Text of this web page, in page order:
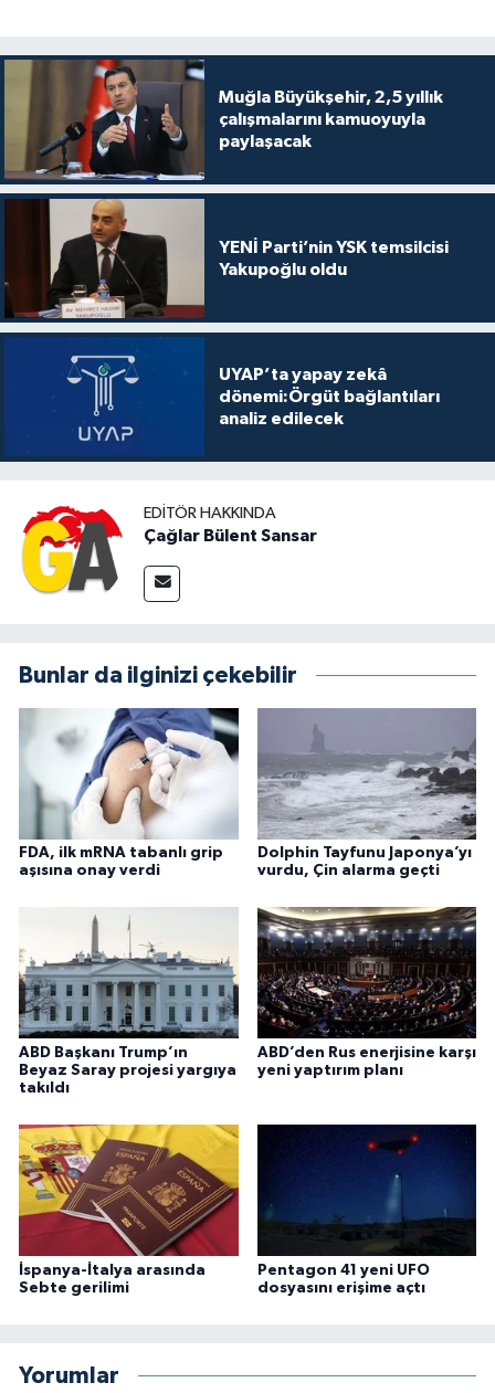
Muğla Büyükşehir, 2,5 yıllık
çalışmalarını kamuoyuyla
paylaşacak
YENİ Parti’nin YSK temsilcisi
Yakupoğlu oldu
UYAP’ta yapay zekâ
dönemi:Örgüt bağlantıları
analiz edilecek
EDITÖR HAKKINDA
Çağlar Bülent Sansar
Bunlar da ilginizi çekebilir
FDA, ilk mRNA tabanlı grip
aşısına onay verdi
Dolphin Tayfunu Japonya’yı
vurdu, Çin alarma geçti
ABD Başkanı Trump’ın
Beyaz Saray projesi yargıya
takıldı
ABD’den Rus enerjisine karşı
yeni yaptırım planı
İspanya-İtalya arasında
Sebte gerilimi
Pentagon 41 yeni UFO
dosyasını erişime açtı
Yorumlar